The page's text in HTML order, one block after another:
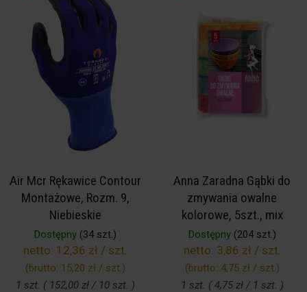
Air Mcr Rękawice Contour
Montażowe, Rozm. 9,
Niebieskie
Dostępny(34 szt.)
netto: 12,36 zł / szt.
(brutto: 15,20 zł / szt.)
1 szt. ( 152,00 zł / 10 szt. )
Anna Zaradna Gąbki do
zmywania owalne
kolorowe, 5szt., mix
Dostępny(204 szt.)
netto: 3,86 zł / szt.
(brutto: 4,75 zł / szt.)
1 szt. ( 4,75 zł / 1 szt. )